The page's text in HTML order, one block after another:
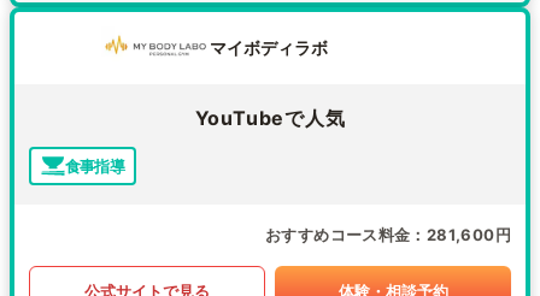
マイボディラボ
YouTubeで人気
食事指導
おすすめコース料金 281,600円
公式サイトで見る 体験・相談予約